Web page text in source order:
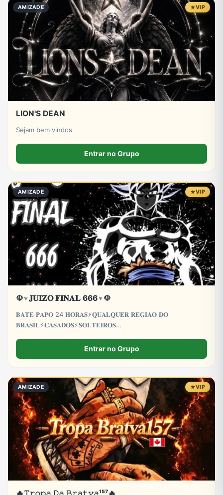
AMIZADE VIP
LION'S DEAN
Sejam bem vindos
Entrar no Grupo
AMIZADE VIP
☫♆𝐉𝐔𝐈𝐙𝐎 𝐅𝐈𝐍𝐀𝐋 666♆☫
𝐁𝐀𝐓𝐄 𝐏𝐀𝐏𝐎 24 𝐇𝐎𝐑𝐀𝐒⚡𝐐𝐔𝐀𝐋𝐐𝐔𝐄𝐑 𝐑𝐄𝐆𝐈𝐀𝐎 𝐃𝐎
𝐁𝐑𝐀𝐒𝐈𝐋⚡𝐂𝐀𝐒𝐀𝐃𝐎𝐒⚡𝐒𝐎𝐋𝐓𝐄𝐈𝐑𝐎𝐒
𝐀𝐕𝐎𝐍𝐓𝐀𝐃𝐄⚡𝐏𝐑𝐎𝐈𝐁𝐈𝐃𝐎 𝐌𝐄𝐍𝐎𝐑𝐄𝐒 𝐃𝐄 18 𝐀𝐍𝐎𝐒
Entrar no Grupo
AMIZADE VIP